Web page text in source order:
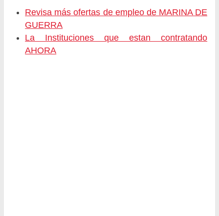
Revisa más ofertas de empleo de MARINA DE
GUERRA
La Instituciones que estan contratando
AHORA